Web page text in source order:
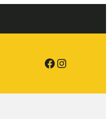
Facebook Instagram